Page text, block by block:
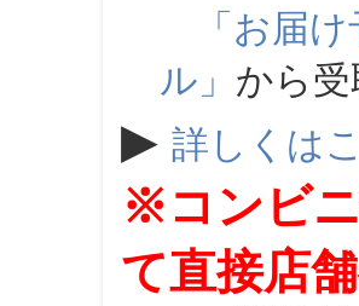
「お届
ル」 から
▶ 詳しくは
※コンビ
て直接店